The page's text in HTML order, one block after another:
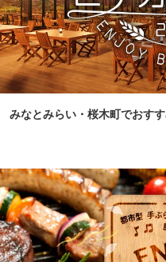
みなとみらい・桜木町でおす